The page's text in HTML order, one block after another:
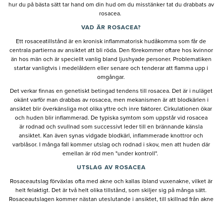
hur du på bästa sätt tar hand om din hud om du misstänker tat du drabbats av
rosacea.
VAD ÄR ROSACEA?
Ett rosaceatillstånd är en kronisk inflammatorisk hudåkomma som får de
centrala partierna av ansiktet att bli röda. Den förekommer oftare hos kvinnor
än hos män och är speciellt vanlig bland ljushyade personer. Problematiken
startar vanligtvis i medelåldern eller senare och tenderar att flamma upp i
omgångar.
Det verkar finnas en genetiskt betingad tendens till rosacea. Det är i nuläget
okänt varför man drabbas av rosacea, men mekanismen är att blodkärlen i
ansiktet blir överkänsliga mot olika yttre och inre faktorer. Cirkulationen ökar
och huden blir inflammerad. De typiska symtom som uppstår vid rosacea
är rodnad och svullnad som successivt leder till en brännande känsla
ansiktet. Kan även synas vidgade blodkärl, inflammerade knottror och
varblåsor. I många fall kommer utslag och rodnad i skov, men att huden där
emellan är röd men "under kontroll".
UTSLAG AV ROSACEA
Rosaceautslag förväxlas ofta med akne och kallas ibland vuxenakne, vilket är
helt felaktigt. Det är två helt olika tillstånd, som skiljer sig på många sätt.
Rosaceautslagen kommer nästan uteslutande i ansiktet, till skillnad från akne